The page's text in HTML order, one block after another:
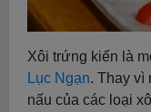
Xôi trứng kiến là
Lục Ngạn. Thay vì
nấu của các loại